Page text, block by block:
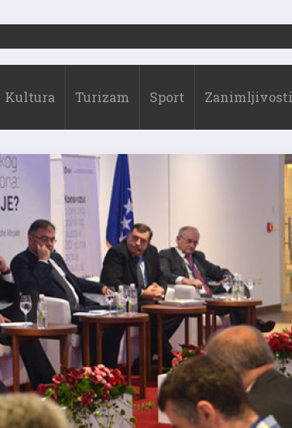
Kultura Turizam Sport Zanimljivosti